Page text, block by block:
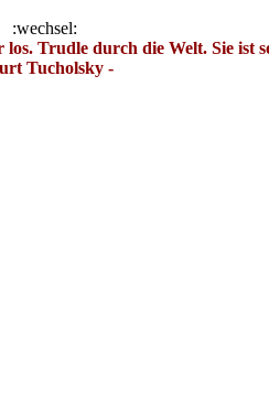
:wechsel:
los. Trudle durch die Welt. Sie ist
Tucholsky -